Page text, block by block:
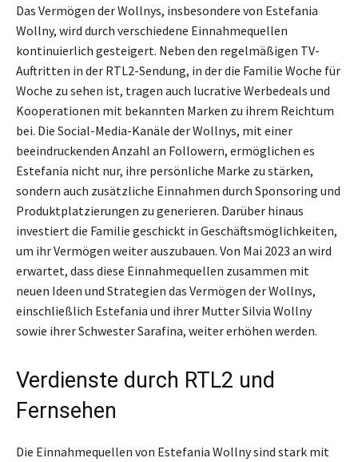
Das Vermögen der Wollnys, insbesondere von Estefania
Wollny, wird durch verschiedene Einnahmequellen
kontinuierlich gesteigert. Neben den regelmäßigen TV-
Auftritten in der RTL2-Sendung, in der die Familie Woche für
Woche zu sehen ist, tragen auch lucrative Werbedeals und
Kooperationen mit bekannten Marken zu ihrem Reichtum
bei. Die Social-Media-Kanäle der Wollnys, mit einer
beeindruckenden Anzahl an Followern, ermöglichen es
Estefania nicht nur, ihre persönliche Marke zu stärken,
sondern auch zusätzliche Einnahmen durch Sponsoring und
Produktplatzierungen zu generieren. Darüber hinaus
investiert die Familie geschickt in Geschäftsmöglichkeiten,
um ihr Vermögen weiter auszubauen. Von Mai 2023 an wird
erwartet, dass diese Einnahmequellen zusammen mit
neuen Ideen und Strategien das Vermögen der Wollnys,
einschließlich Estefania und ihrer Mutter Silvia Wollny
sowie ihrer Schwester Sarafina, weiter erhöhen werden.
Verdienste durch RTL2 und
Fernsehen
Die Einnahmequellen von Estefania Wollny sind stark mit